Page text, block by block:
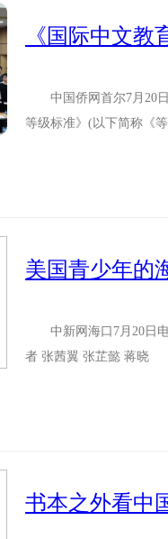
中国侨网首尔7月20日
等级标准》(以下简称《
美国青少年的
中新网海口7月20日电
者 张茜翼 张芷懿 蒋晓
书本之外看中